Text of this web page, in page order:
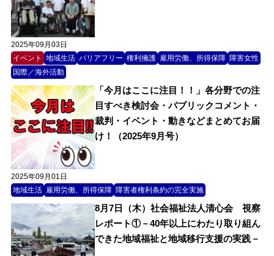
2025年09月03日
イベント
地域生活 バリアフリー 権利擁護 雇用労働、所得保障 障害女性
国際／海外活動
2025年09月01日
「今月はここに注目！！」各分野での注
目すべき検討会・パブリックコメント・
裁判・イベント・動きなどまとめてお届
け！（2025年9月号）
地域生活 雇用労働、所得保障 障害者権利条約の完全実施
8月7日（木）社会福祉法人清心会 視察
レポート①－40年以上にわたり取り組ん
できた地域福祉と地域移行支援の実践－